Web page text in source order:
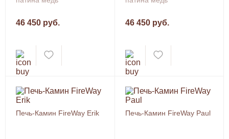
46 450 руб. 46 450 руб.
Печь-Камин FireWay Erik Печь-Камин FireWay Paul